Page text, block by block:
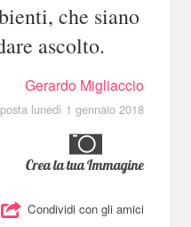
che siano
ascolto.
Gerardo Migliaccio
lunedì 1 gennaio 2018
Crea la tua Immagine
Condividi con gli amici